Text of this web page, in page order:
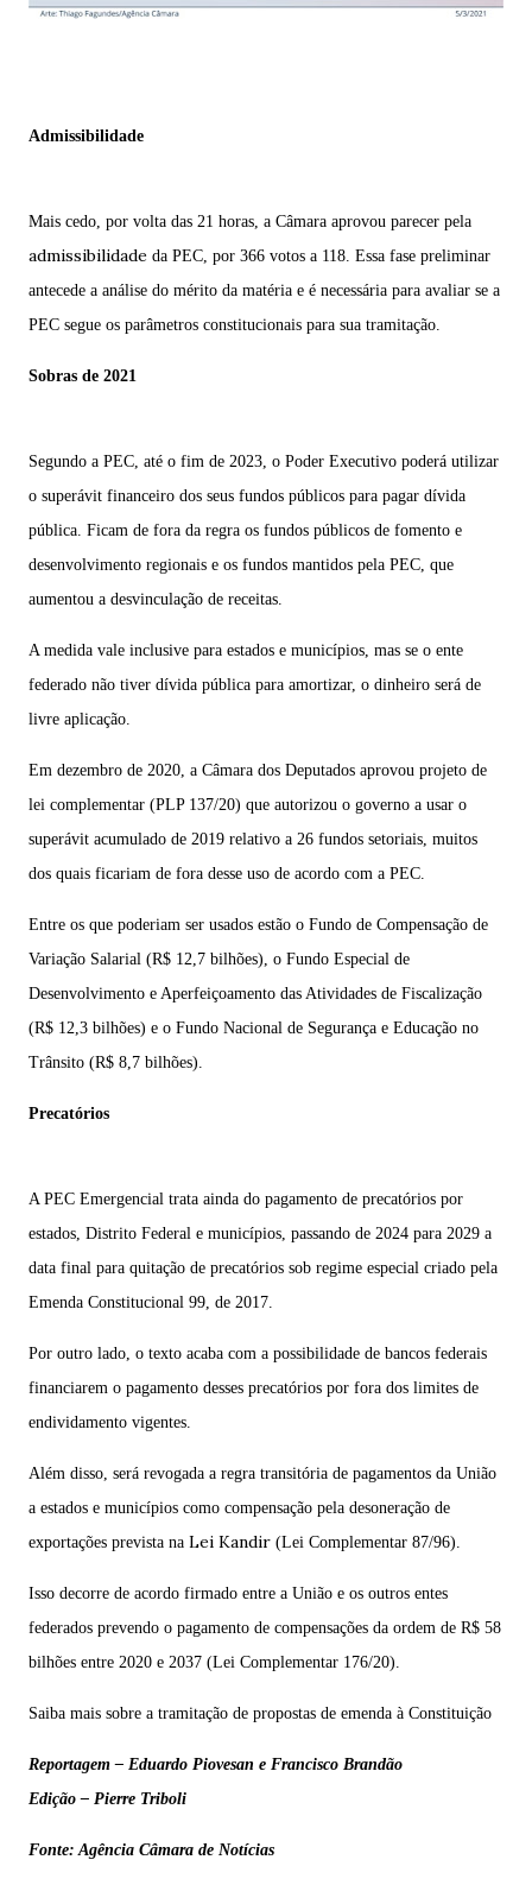
Admissibilidade
Mais cedo, por volta das 21 horas, a Câmara aprovou parecer pela
admissibilidade da PEC, por 366 votos a 118 . Essa fase preliminar
antecede a análise do mérito da matéria e é necessária para avaliar se a
PEC segue os parâmetros constitucionais para sua tramitação.
Sobras de 2021
Segundo a PEC, até o fim de 2023, o Poder Executivo poderá utilizar
o superávit financeiro dos seus fundos públicos para pagar dívida
pública. Ficam de fora da regra os fundos públicos de fomento e
desenvolvimento regionais e os fundos mantidos pela PEC, que
aumentou a desvinculação de receitas.
A medida vale inclusive para estados e municípios, mas se o ente
federado não tiver dívida pública para amortizar, o dinheiro será de
livre aplicação.
Em dezembro de 2020, a Câmara dos Deputados aprovou projeto de
lei complementar (PLP 137/20) que autorizou o governo a usar o
superávit acumulado de 2019 relativo a 26 fundos setoriais, muitos
dos quais ficariam de fora desse uso de acordo com a PEC.
Entre os que poderiam ser usados estão o Fundo de Compensação de
Variação Salarial (R$ 12,7 bilhões), o Fundo Especial de
Desenvolvimento e Aperfeiçoamento das Atividades de Fiscalização
(R$ 12,3 bilhões) e o Fundo Nacional de Segurança e Educação no
Trânsito (R$ 8,7 bilhões).
Precatórios
A PEC Emergencial trata ainda do pagamento de precatórios por
estados, Distrito Federal e municípios, passando de 2024 para 2029 a
data final para quitação de precatórios sob regime especial criado pela
Emenda Constitucional 99, de 2017.
Por outro lado, o texto acaba com a possibilidade de bancos federais
financiarem o pagamento desses precatórios por fora dos limites de
endividamento vigentes.
Além disso, será revogada a regra transitória de pagamentos da União
a estados e municípios como compensação pela desoneração de
exportações prevista na Lei Kandir (Lei Complementar 87/96).
Isso decorre de acordo firmado entre a União e os outros entes
federados prevendo o pagamento de compensações da ordem de R$ 58
bilhões entre 2020 e 2037 (Lei Complementar 176/20).
Saiba mais sobre a tramitação de propostas de emenda à Constituição
Reportagem – Eduardo Piovesan e Francisco Brandão
Edição – Pierre Triboli
Fonte: Agência Câmara de Notícias